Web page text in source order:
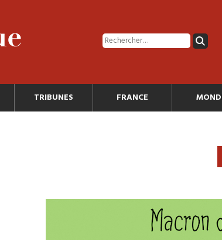
TRIBUNES FRANCE